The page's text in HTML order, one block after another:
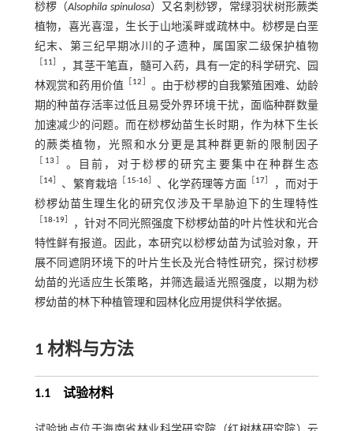
桫椤（Alsophila spinulosa）又名刺桫锣，常绿羽状树形蕨类
植物，喜光喜湿，生长于山地溪畔或疏林中。桫椤是白垩
纪末、第三纪早期冰川的孑遗种，属国家二级保护植物
［11］
，其茎干笔直，髓可入药，具有一定的科学研究、园
林观赏和药用价值
［12］ 。由于桫椤的自我繁殖困难、幼龄
期的种苗存活率过低且易受外界环境干扰，面临种群数量
加速减少的问题。而在桫椤幼苗生长时期，作为林下生长
的蕨类植物，光照和水分更是其种群更新的限制因子
［ 13 ］ 。目前，对于桫椤的研究主要集中在种群生态
［14］ 、繁育栽培 ［ 15-16］ 、化学药理等方面 ［17］
，而对于
桫椤幼苗生理生化的研究仅涉及干旱胁迫下的生理特性
［18-19］
，针对不同光照强度下桫椤幼苗的叶片性状和光合
特性鲜有报道。因此，本研究以桫椤幼苗为试验对象，开
展不同遮阴环境下的叶片生长及光合特性研究，探讨桫椤
幼苗的光适应生长策略，并筛选最适光照强度，以期为桫
椤幼苗的林下种植管理和园林化应用提供科学依据。
1 材料与方法
1.1 试验材料